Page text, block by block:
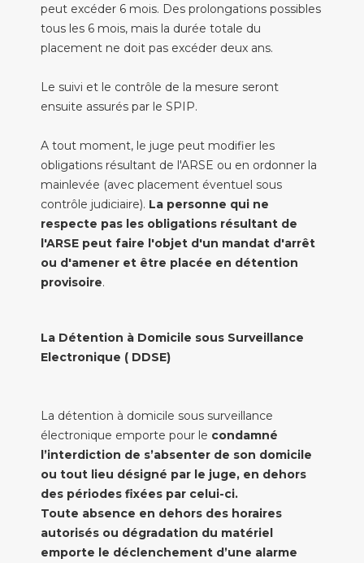
peut excéder 6 mois. Des prolongations possibles
tous les 6 mois, mais la durée totale du
placement ne doit pas excéder deux ans.
Le suivi et le contrôle de la mesure seront
ensuite assurés par le SPIP.
A tout moment, le juge peut modifier les
obligations résultant de l'ARSE ou en ordonner la
mainlevée (avec placement éventuel sous
contrôle judiciaire). La personne qui ne
respecte pas les obligations résultant de
l'ARSE peut faire l'objet d'un mandat d'arrêt
ou d'amener et être placée en détention
provisoire.
La Détention à Domicile sous Surveillance
Electronique ( DDSE)
La détention à domicile sous surveillance
électronique emporte pour le condamné
l’interdiction de s’absenter de son domicile
ou tout lieu désigné par le juge, en dehors
des périodes fixées par celui-ci.
Toute absence en dehors des horaires
autorisés ou dégradation du matériel
emporte le déclenchement d’une alarme